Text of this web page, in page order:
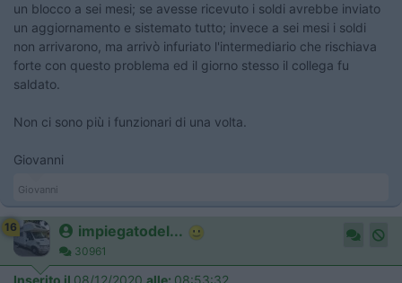
un blocco a sei mesi; se avesse ricevuto i soldi avrebbe inviato
un aggiornamento e sistemato tutto; invece a sei mesi i soldi
non arrivarono, ma arrivò infuriato l'intermediario che rischiava
forte con questo problema ed il giorno stesso il collega fu
saldato.
Non ci sono più i funzionari di una volta.
Giovanni
Giovanni
16 impiegatodel...
30961
Inserito il 08/12/2020 alle: 08:53:32